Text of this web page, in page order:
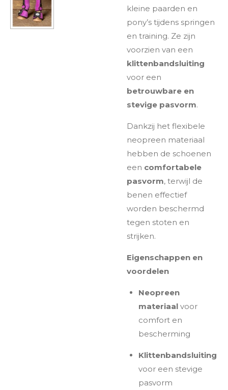
kleine paarden en
pony’s tijdens springen
en training. Ze zijn
voorzien van een
klittenbandsluiting
voor een
betrouwbare en
stevige pasvorm.
Dankzij het flexibele
neopreen materiaal
hebben de schoenen
een comfortabele
pasvorm, terwijl de
benen effectief
worden beschermd
tegen stoten en
strijken.
Eigenschappen en
voordelen
Neopreen
materiaalvoor
comfort en
bescherming
Klittenbandsluiting
voor een stevige
pasvorm